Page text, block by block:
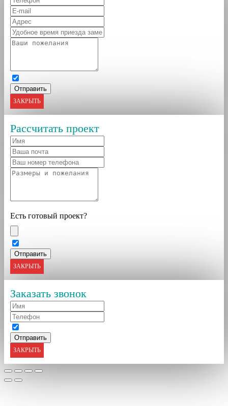
ЗАКРЫТЬ
Рассчитать проект
Есть готовый проект?
ЗАКРЫТЬ
Заказать звонок
ЗАКРЫТЬ